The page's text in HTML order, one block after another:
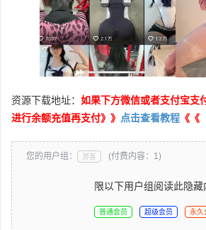
资源下载地址： 如果下方微信或者支付宝支
进行余额充值再支付》》 点击查看教程 《《
您的用户组： 游客 (付费内容：1)
限以下用户组阅读此隐藏
普通会员 超级会员 永久